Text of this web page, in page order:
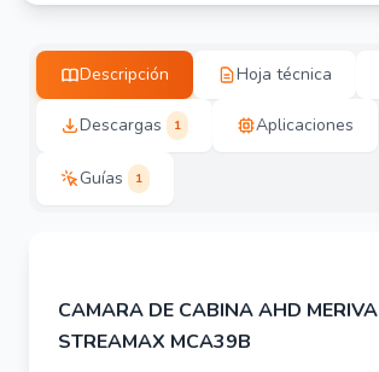
Descripción Hoja técnica
Descargas 1 Aplicaciones
Guías 1
CAMARA DE CABINA AHD MERIVA
STREAMAX MCA39B